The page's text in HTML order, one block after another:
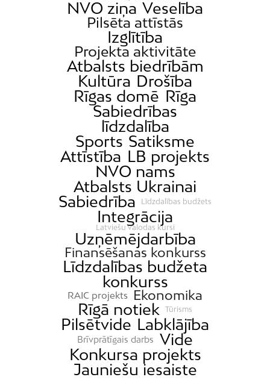
NVO ziņa Veselība
Pilsēta attīstās
Izglītība
Projekta aktivitāte
Atbalsts biedrībām
Kultūra Drošība
Rīgas domē Rīga
Sabiedrības
līdzdalība
Sports Satiksme
Attīstība LB projekts
NVO nams
Atbalsts Ukrainai
Sabiedrība
Līdzdalības budžets
Integrācija
Latviešu valodas kursi
Uzņēmējdarbība
Finansēšanas konkurss
Līdzdalības budžeta
konkurss
RAIC projekts Ekonomika
Rīgā notiek Tūrisms
Pilsētvide Labklājība
Brīvprātīgais darbs
Vide
Konkursa projekts
Jauniešu iesaiste